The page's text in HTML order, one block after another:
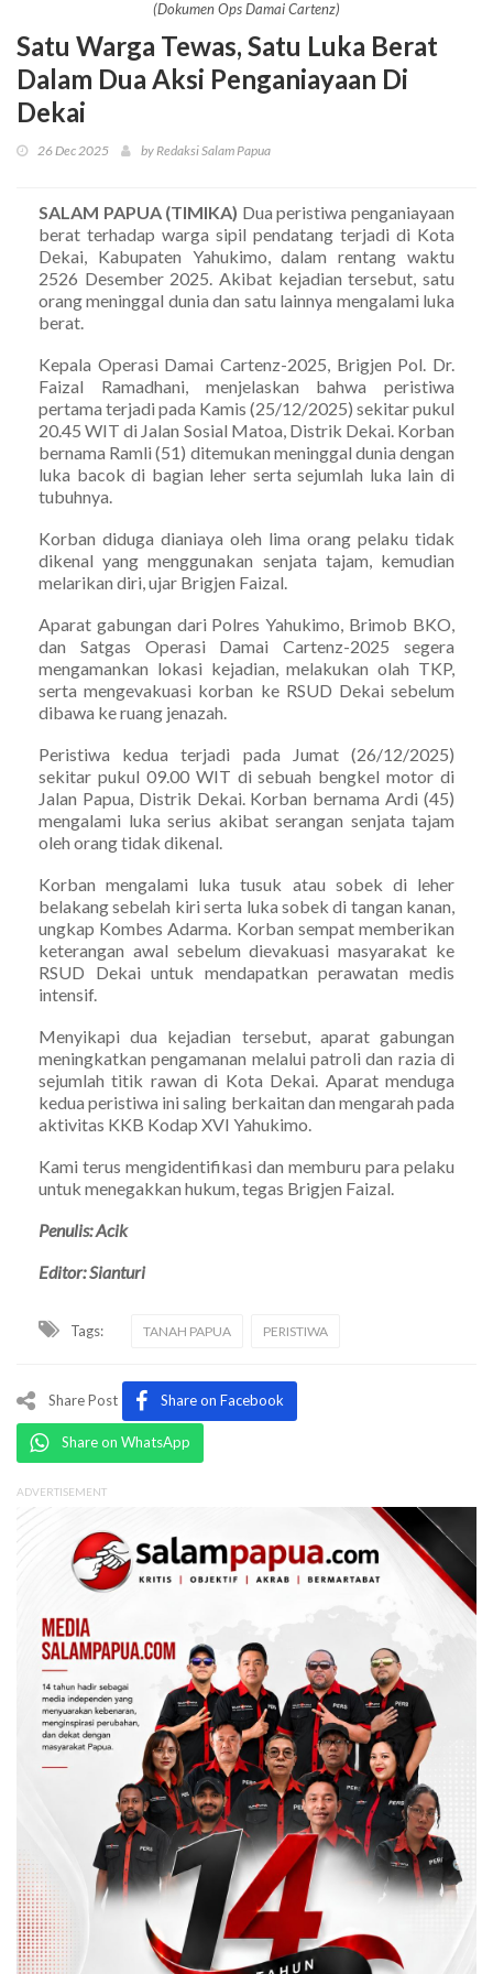
(Dokumen Ops Damai Cartenz)
Satu Warga Tewas, Satu Luka Berat
Dalam Dua Aksi Penganiayaan Di
Dekai
26 Dec 2025 by Redaksi Salam Papua
SALAM PAPUA (TIMIKA) Dua peristiwa penganiayaan
berat terhadap warga sipil pendatang terjadi di Kota
Dekai, Kabupaten Yahukimo, dalam rentang waktu
2526 Desember 2025. Akibat kejadian tersebut, satu
orang meninggal dunia dan satu lainnya mengalami luka
berat.
Kepala Operasi Damai Cartenz-2025, Brigjen Pol. Dr.
Faizal Ramadhani, menjelaskan bahwa peristiwa
pertama terjadi pada Kamis (25/12/2025) sekitar pukul
20.45 WIT di Jalan Sosial Matoa, Distrik Dekai. Korban
bernama Ramli (51) ditemukan meninggal dunia dengan
luka bacok di bagian leher serta sejumlah luka lain di
tubuhnya.
Korban diduga dianiaya oleh lima orang pelaku tidak
dikenal yang menggunakan senjata tajam, kemudian
melarikan diri, ujar Brigjen Faizal.
Aparat gabungan dari Polres Yahukimo, Brimob BKO,
dan Satgas Operasi Damai Cartenz-2025 segera
mengamankan lokasi kejadian, melakukan olah TKP,
serta mengevakuasi korban ke RSUD Dekai sebelum
dibawa ke ruang jenazah.
Peristiwa kedua terjadi pada Jumat (26/12/2025)
sekitar pukul 09.00 WIT di sebuah bengkel motor di
Jalan Papua, Distrik Dekai. Korban bernama Ardi (45)
mengalami luka serius akibat serangan senjata tajam
oleh orang tidak dikenal.
Korban mengalami luka tusuk atau sobek di leher
belakang sebelah kiri serta luka sobek di tangan kanan,
ungkap Kombes Adarma. Korban sempat memberikan
keterangan awal sebelum dievakuasi masyarakat ke
RSUD Dekai untuk mendapatkan perawatan medis
intensif.
Menyikapi dua kejadian tersebut, aparat gabungan
meningkatkan pengamanan melalui patroli dan razia di
sejumlah titik rawan di Kota Dekai. Aparat menduga
kedua peristiwa ini saling berkaitan dan mengarah pada
aktivitas KKB Kodap XVI Yahukimo.
Kami terus mengidentifikasi dan memburu para pelaku
untuk menegakkan hukum, tegas Brigjen Faizal.
Penulis: Acik
Editor: Sianturi
Tags: TANAH PAPUA PERISTIWA
Share Post Share on Facebook
Share on WhatsApp
ADVERTISEMENT